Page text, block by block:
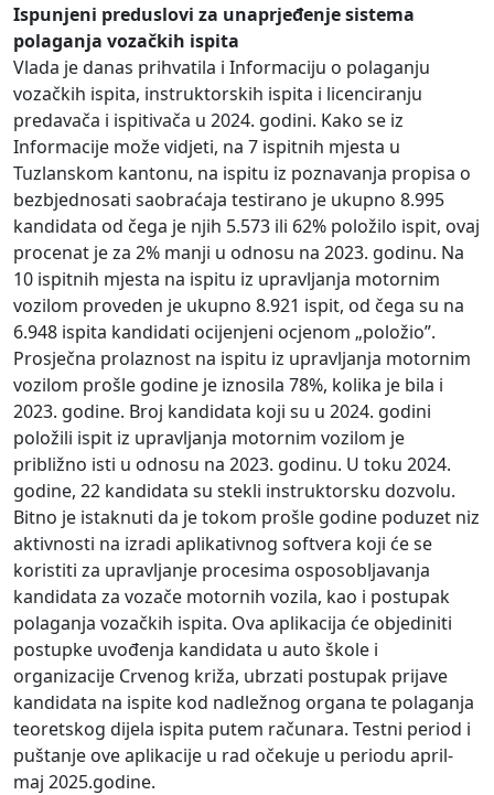
Ispunjeni preduslovi za unaprjeđenje sistema
polaganja vozačkih ispita
Vlada je danas prihvatila i Informaciju o polaganju
vozačkih ispita, instruktorskih ispita i licenciranju
predavača i ispitivača u 2024. godini. Kako se iz
Informacije može vidjeti, na 7 ispitnih mjesta u
Tuzlanskom kantonu, na ispitu iz poznavanja propisa o
bezbjednosati saobraćaja testirano je ukupno 8.995
kandidata od čega je njih 5.573 ili 62% položilo ispit, ovaj
procenat je za 2% manji u odnosu na 2023. godinu. Na
10 ispitnih mjesta na ispitu iz upravljanja motornim
vozilom proveden je ukupno 8.921 ispit, od čega su na
6.948 ispita kandidati ocijenjeni ocjenom „položio”.
Prosječna prolaznost na ispitu iz upravljanja motornim
vozilom prošle godine je iznosila 78%, kolika je bila i
2023. godine. Broj kandidata koji su u 2024. godini
položili ispit iz upravljanja motornim vozilom je
približno isti u odnosu na 2023. godinu. U toku 2024.
godine, 22 kandidata su stekli instruktorsku dozvolu.
Bitno je istaknuti da je tokom prošle godine poduzet niz
aktivnosti na izradi aplikativnog softvera koji će se
koristiti za upravljanje procesima osposobljavanja
kandidata za vozače motornih vozila, kao i postupak
polaganja vozačkih ispita. Ova aplikacija će objediniti
postupke uvođenja kandidata u auto škole i
organizacije Crvenog križa, ubrzati postupak prijave
kandidata na ispite kod nadležnog organa te polaganja
teoretskog dijela ispita putem računara. Testni period i
puštanje ove aplikacije u rad očekuje u periodu april-
maj 2025.godine.